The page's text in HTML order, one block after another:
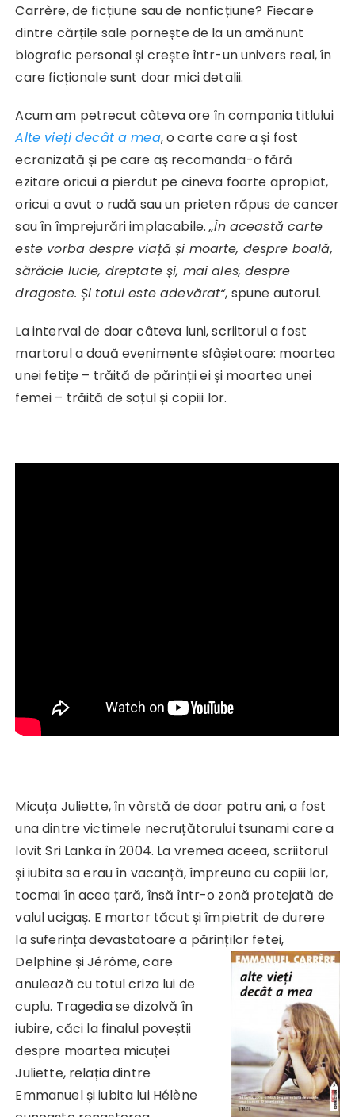
Carrère, de ficțiune sau de nonficțiune? Fiecare
dintre cărțile sale pornește de la un amănunt
biografic personal și crește într-un univers real, în
care ficționale sunt doar mici detalii.
Acum am petrecut câteva ore în compania titlului
Alte vieți decât a mea, o carte care a și fost
ecranizată și pe care aș recomanda-o fără
ezitare oricui a pierdut pe cineva foarte apropiat,
oricui a avut o rudă sau un prieten răpus de cancer
sau în împrejurări implacabile.„În această carte
este vorba despre viață și moarte, despre boală,
sărăcie lucie, dreptate și, mai ales, despre
dragoste. Și totul este adevărat“, spune autorul.
La interval de doar câteva luni, scriitorul a fost
martorul a două evenimente sfâșietoare: moartea
unei fetițe – trăită de părinții ei și moartea unei
femei – trăită de soțul și copiii lor.
Micuța Juliette, în vârstă de doar patru ani, a fost
una dintre victimele necruțătorului tsunami care a
lovit Sri Lanka în 2004. La vremea aceea, scriitorul
și iubita sa erau în vacanță, împreuna cu copiii lor,
tocmai în acea țară, însă într-o zonă protejată de
valul ucigaș. E martor tăcut și împietrit de durere
la suferința devastatoare a părinților fetei,
Delphine și Jérôme, care
anulează cu totul criza lui de
cuplu. Tragedia se dizolvă în
iubire, căci la finalul poveștii
despre moartea micuței
Juliette, relația dintre
Emmanuel și iubita lui Hélène